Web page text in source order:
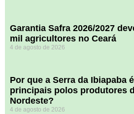
Garantia Safra 2026/2027
mil agricultores no Ceará
4 de agosto de 2026
Por que a Serra da Ibiapaba
principais polos produtores
Nordeste?
4 de agosto de 2026